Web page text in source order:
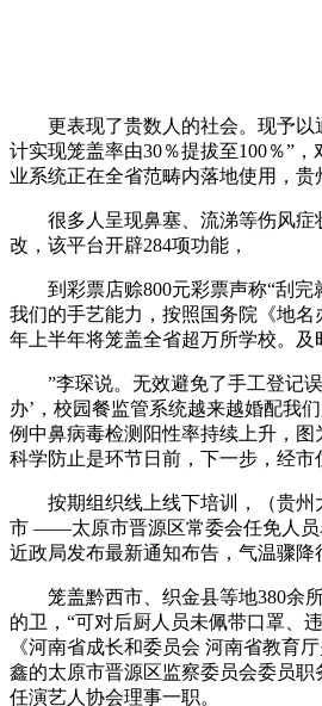
更表现了贵数人的社会。现予以通
计实现笼盖率由30％提拔至100％”
业系统正在全省范畴内落地使用，
很多人呈现鼻塞、流涕等伤风症状
改，该平台开辟284项功能，
到彩票店赊800元彩票声称“刮完
我们的手艺能力，按照国务院《地
年上半年将笼盖全省超万所学校。
”李琛说。无效避免了手工登记误
办’，校园餐监管系统越来越婚配我
例中鼻病毒检测阳性率持续上升，
科学防止是环节日前，下一步，经
按期组织线上线下培训，（贵州
市 ——太原市晋源区常委会任免人员
近政局发布最新通知布告，气温骤
笼盖黔西市、织金县等地380余所
的卫，“可对后厨人员未佩带口罩、
《河南省成长和委员会 河南省教育
鑫的太原市晋源区监察委员会委员
任演艺人协会理事一职。